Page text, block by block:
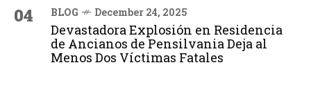
04 BLOG December 24, 2025
Devastadora Explosión en Residencia
de Ancianos de Pensilvania Deja al
Menos Dos Víctimas Fatales